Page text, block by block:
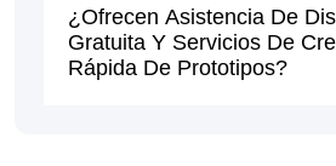
¿Ofrecen Asistencia De
Gratuita Y Servicios De
Rápida De Prototipos?